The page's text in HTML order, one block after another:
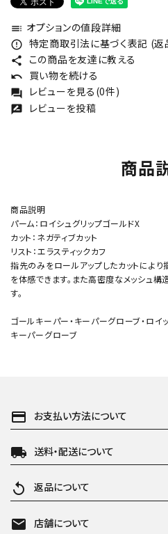
toc オプションの値段詳細
error_outline 特定商取引法に基づく表記 (返
share この商品を友達に教える
undo 買い物を続ける
forum レビューを見る(0件)
rate_review レビューを投稿
商品
商品説明
パーム：ロイシュグリップゴールドX
カット：ネガティブカット
リスト：エラスティックカフ
指先のみをロールアップしたカットによ
を体感できます。また高密度なメッシュ
す。
ゴールキーパー・キーパーグローブ・ロイ
キーパーグローブ
payment お支払い方法について
local_shipping 送料・配送について
replay 返品について
mail 店舗について